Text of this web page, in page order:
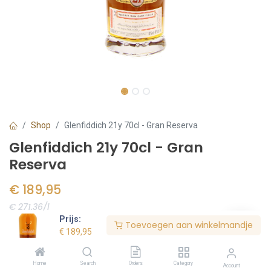
Prijs:
€ 189,95
Toevoegen aan winkelmandje
Home Search Orders Category Account
Shop Glenfiddich 21y 70cl - Gran Reserva
Glenfiddich 21y 70cl - Gran
Reserva
€ 189,95
€ 271.36/l
Voorraad:1stuk(s)